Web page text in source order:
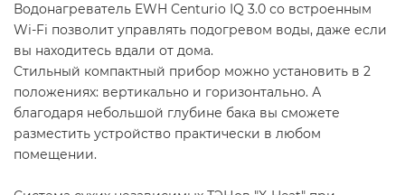
Водонагреватель EWH Centurio IQ 3.0 со встроенным
Wi-Fi позволит управлять подогревом воды, даже если
вы находитесь вдали от дома.
Стильный компактный прибор можно установить в 2
положениях: вертикально и горизонтально. А
благодаря небольшой глубине бака вы сможете
разместить устройство практически в любом
помещении.